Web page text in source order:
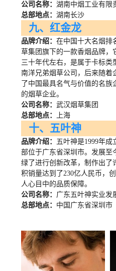
公司名称：湖南中烟工业有限
总部地点：湖南长沙
九、红金龙
品牌介绍：在中国十大名烟排
草集团旗下的一款香烟品牌，
三十年代左右，是属于卡标类
南洋兄弟烟草公司，后来随着
了中国最具名气与价值的名
的烟草企业。
公司名称：武汉烟草集团
总部地点：
上海
十、五叶神
品牌介绍： 五叶神是1999年成
部位于广东省深圳市。发展至
绿了进行创新改革，制作出了
积销量达到了230亿人民币，
人心目中的品质保障。
公司名称： 广东五叶神实业发
总部地点： 中国广东省深圳市